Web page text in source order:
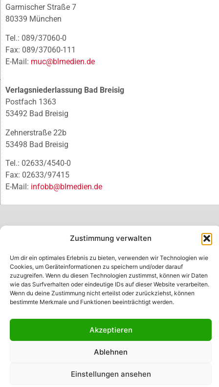
Zustimmung verwalten
Um dir ein optimales Erlebnis zu bieten, verwenden wir Technologien wie
Cookies, um Geräteinformationen zu speichern und/oder darauf
zuzugreifen. Wenn du diesen Technologien zustimmst, können wir Daten
wie das Surfverhalten oder eindeutige IDs auf dieser Website verarbeiten.
Wenn du deine Zustimmung nicht erteilst oder zurückziehst, können
bestimmte Merkmale und Funktionen beeinträchtigt werden.
Akzeptieren
Ablehnen
Einstellungen ansehen
Garmischer Straße 7
80339 München
Tel.: 089/37060-0
Fax: 089/37060-111
E-Mail: muc@blmedien.de
Verlagsniederlassung Bad Breisig
Postfach 1363
53492 Bad Breisig
Zehnerstraße 22b
53498 Bad Breisig
Tel.: 02633/4540-0
Fax: 02633/97415
E-Mail: infobb@blmedien.de
Made with ♥ by HLT GmbH & Co. KG